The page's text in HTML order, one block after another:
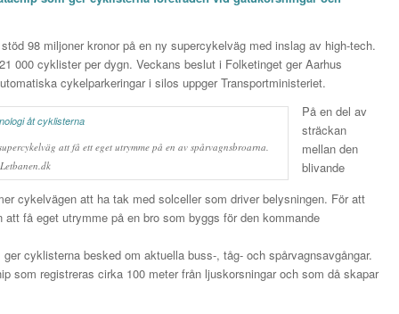
98 miljoner kronor på en ny supercykelväg med inslag av high-tech.
000 cyklister per dygn. Veckans beslut i Folketinget ger Aarhus
cykelparkeringar i silos uppger Transportministeriet.
att få ett eget utrymme på en av spårvagnsbroarna.
På en del av
sträckan
mellan den
blivande
cykelvägen att ha tak med solceller som driver belysningen. För att
få eget utrymme på en bro som byggs för den kommande
cyklisterna besked om aktuella buss-, tåg- och spårvagnsavgångar.
som registreras cirka 100 meter från ljuskorsningar och som då skapar